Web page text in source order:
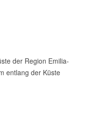
der Region Emilia-
entlang der Küste